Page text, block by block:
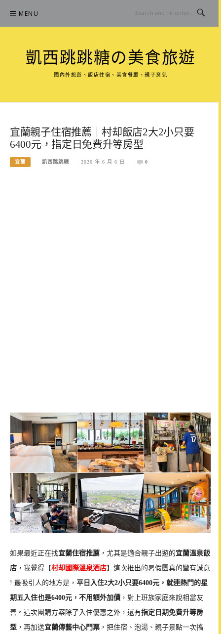
content
MENU
凱西跳跳糖の美食旅遊
國內外旅遊、飯店住宿、美食餐廳、親子育兒
宜蘭親子住宿推薦｜村却飯店2大2小只要
6400元，指定日免費升等房型
宜蘭 凱西跳跳糖 2026 年 6 月 6 日 0
如果最近正在找宜蘭住宿推薦 ，尤其是適合親子出遊的宜蘭溫泉飯
店 ，我覺得【村却國際溫泉酒店】這次推出的暑假團真的蠻有誠意
! 最吸引人的地方是， 平日入住2大2小只要6400元，就連熱門的星
期五入住也是6400元，不用額外加價 ，對上班族家庭來說相當友
善。這次團購方案除了入住優惠之外，還有指定日期免費升等房
型 ，再加送宜蘭傳藝中心門票 ，把住宿、泡湯、親子景點一次搞